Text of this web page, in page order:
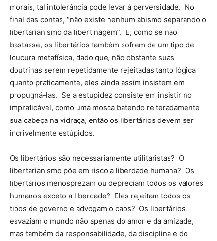
morais, tal intolerância pode levar à perversidade. No
final das contas, “não existe nenhum abismo separando o
libertarianismo da libertinagem”. E, como se não
bastasse, os libertários também sofrem de um tipo de
loucura metafísica, dado que, não obstante suas
doutrinas serem repetidamente rejeitadas tanto lógica
quanto praticamente, eles ainda assim insistem em
propugná-las. Se a estupidez consiste em insistir no
impraticável, como uma mosca batendo reiteradamente
sua cabeça na vidraça, então os libertários devem ser
incrivelmente estúpidos.
Os libertários são necessariamente utilitaristas? O
libertarianismo põe em risco a liberdade humana? Os
libertários menosprezam ou depreciam todos os valores
humanos exceto a liberdade? Eles rejeitam todos os
tipos de governo e advogam o caos? Os libertários
esvaziam o mundo não apenas do amor e da amizade,
mas também da responsabilidade, da disciplina e do